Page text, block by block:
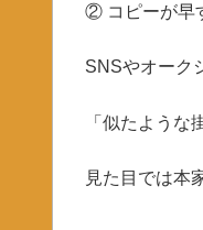
② コピーが早
SNSやオーク
「似たような
見た目では本